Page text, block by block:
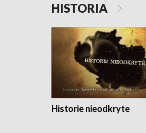
HISTORIA
Historie nieodkryte